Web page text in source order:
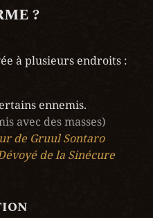
?
à plusieurs endroits :
de Gruul Sontaro
de la Sinécure